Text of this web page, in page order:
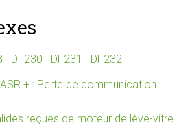
· DF230 · DF231 · DF232
+ : Perte de communication
reçues de moteur de lève-vitre